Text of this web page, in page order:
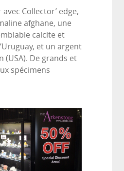
Collector’ edge,
afghane, une
calcite et
et un argent
(USA). De grands et
spécimens